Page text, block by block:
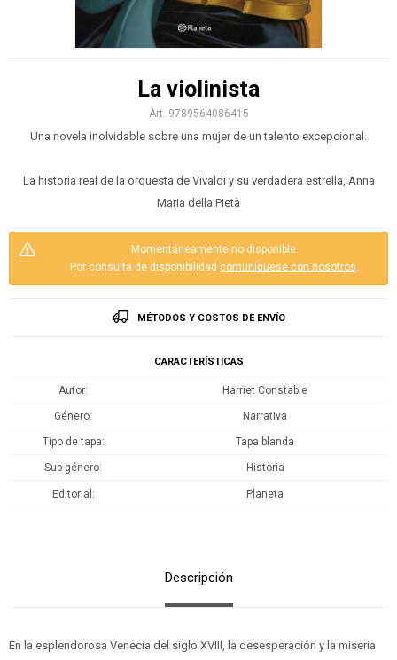
La violinista
9789564086415
Una novela inolvidable sobre una mujer de un talento excepcional.
La historia real de la orquesta de Vivaldi y su verdadera estrella, Anna
Maria della Pietà
Momentáneamente no disponible.
Por consulta de disponibilidad comuníquese con nosotros.
MÉTODOS Y COSTOS DE ENVÍO
CARACTERÍSTICAS
Autor Harriet Constable
Género Narrativa
Tipo de tapa Tapa blanda
Sub género Historia
Editorial Planeta
Descripción
En la esplendorosa Venecia del siglo XVIII, la desesperación y la miseria